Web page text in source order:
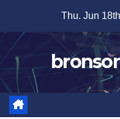
content
Thu. Jun